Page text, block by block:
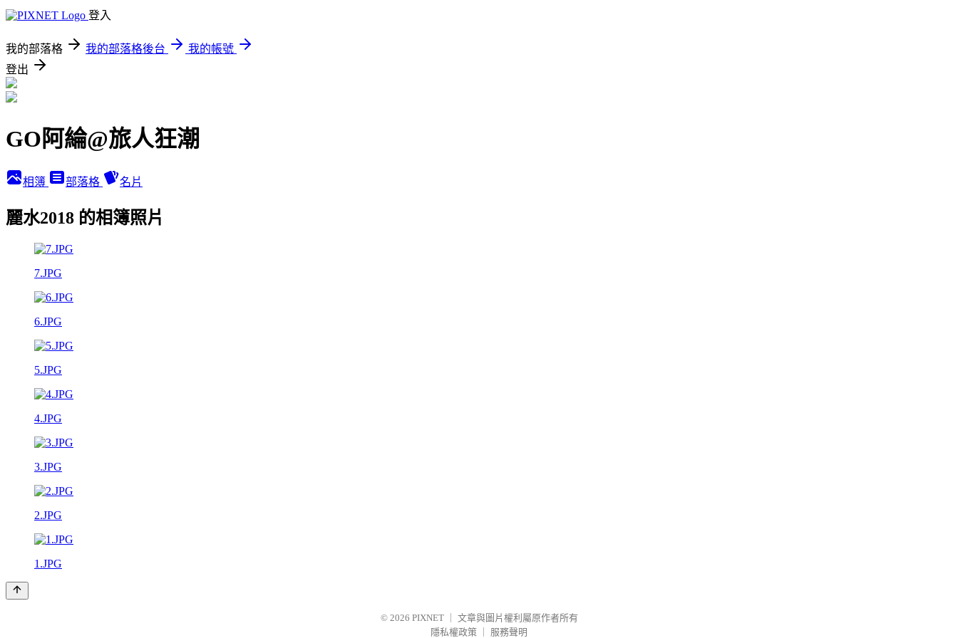
登入
我的部落格 我的部落格後台
我的帳號
登出
GO阿綸@旅人狂潮
相簿 部落格 名片
麗水2018 的相簿照片
7.JPG
6.JPG
5.JPG
4.JPG
3.JPG
2.JPG
1.JPG
© 2026 PIXNET
文章與圖片權利屬原作者所有
隱私權政策
服務聲明